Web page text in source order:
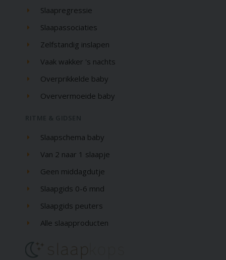
Slaapregressie
Slaapassociaties
Zelfstandig inslapen
Vaak wakker 's nachts
Overprikkelde baby
Oververmoeide baby
Slaapschema baby
Van 2 naar 1 slaapje
Geen middagdutje
Slaapgids 0-6 mnd
Slaapgids peuters
Alle slaapproducten